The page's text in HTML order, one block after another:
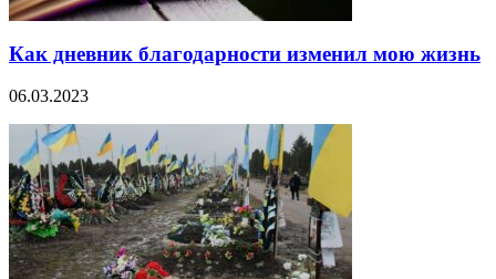
Как дневник благодарности изменил мою жизнь
06.03.2023